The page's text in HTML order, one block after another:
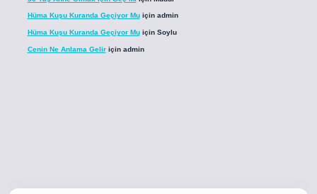
Hüma Kuşu Kuranda Geçiyor Muiçin admin
Hüma Kuşu Kuranda Geçiyor Muiçin Soylu
Cenin Ne Anlama Geliriçin admin